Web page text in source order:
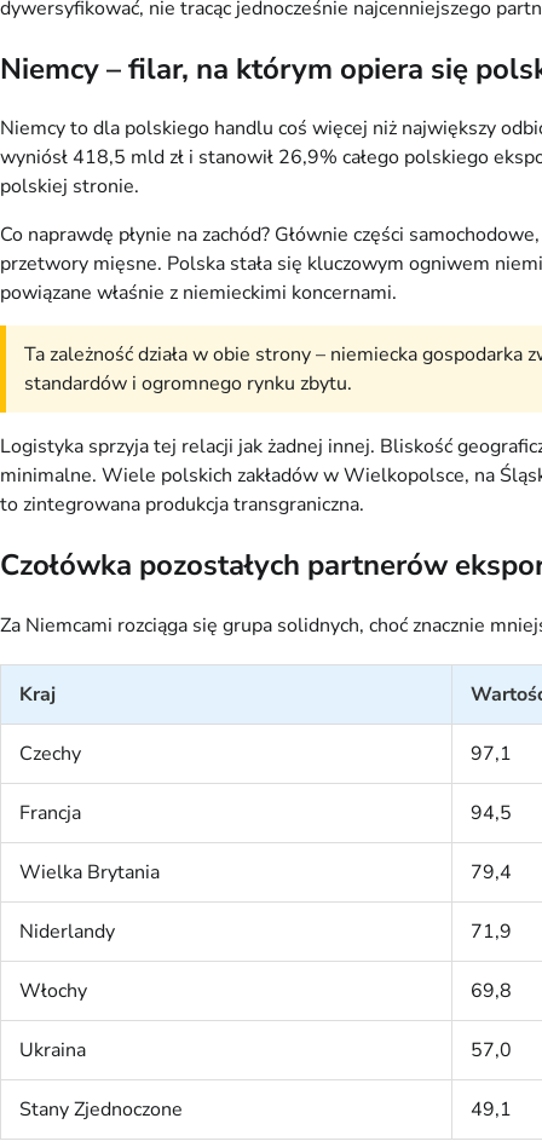
dywersyfikować, nie tracąc jednocześnie najcenniejszego
Niemcy – filar, na którym opiera się
Niemcy to dla polskiego handlu coś więcej niż największy
wyniósł 418,5 mld zł i stanowił 26,9% całego polskiego
polskiej stronie.
Co naprawdę płynie na zachód? Głównie części
przetwory mięsne. Polska stała się kluczowym ogniwem
powiązane właśnie z niemieckimi koncernami.
Ta zależność działa w obie strony – niemiecka
standardów i ogromnego rynku zbytu.
Logistyka sprzyja tej relacji jak żadnej innej. Bliskość
minimalne. Wiele polskich zakładów w Wielkopolsce, na
to zintegrowana produkcja transgraniczna.
Czołówka pozostałych partnerów
Za Niemcami rozciąga się grupa solidnych, choć znacznie
Kraj
Czechy 97,1
Francja 94,5
Wielka Brytania 79,4
Niderlandy 71,9
Włochy 69,8
Ukraina 57,0
Stany Zjednoczone 49,1